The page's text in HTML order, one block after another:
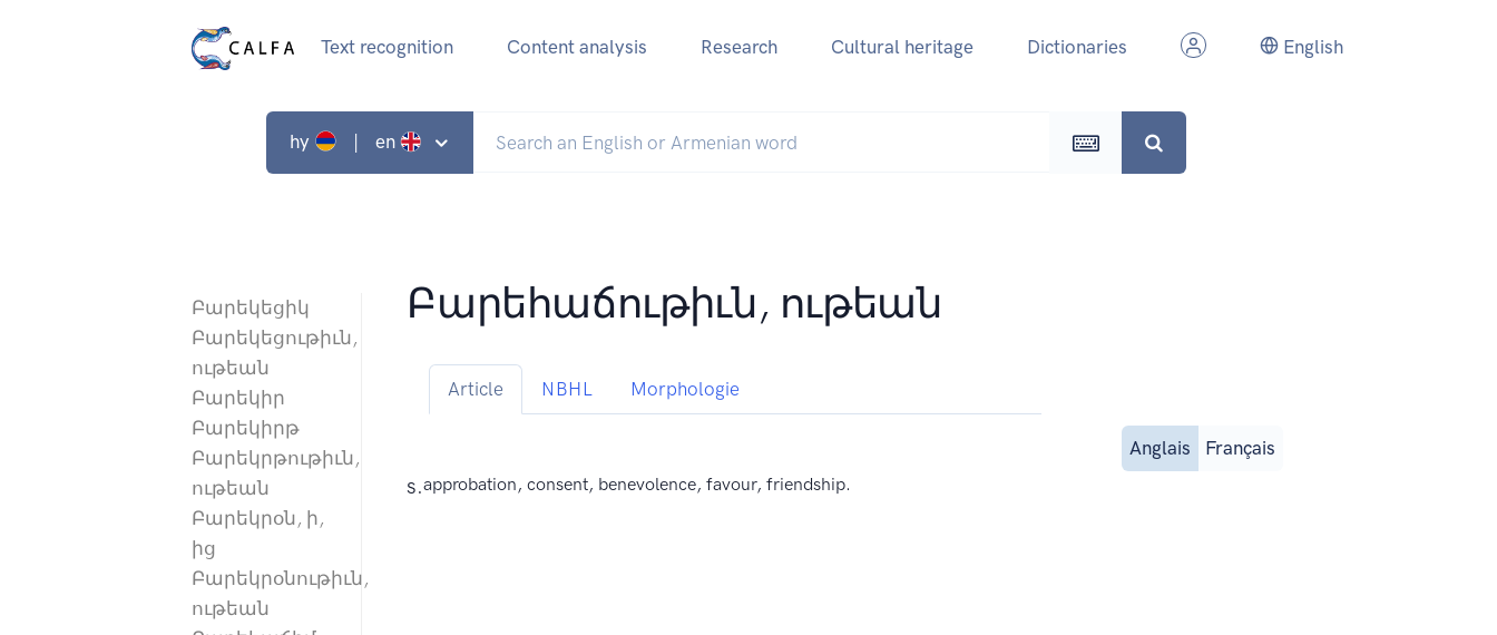
Text recognition Content analysis Research Cultural heritage Dictionaries English
hy | en
Բարեկեցիկ
Բարեկեցութիւն,
ութեան
Բարեկիր
Բարեկիրթ
Բարեկրթութիւն,
ութեան
Բարեկրօն, ի,
ից
Բարեկրօնութիւն,
ութեան
Բարեհաճութիւն, ութեան
Article NBHL Morphologie
Anglais Français
s.approbation, consent, benevolence, favour, friendship.